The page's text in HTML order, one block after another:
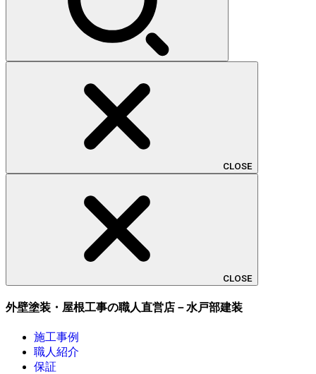
CLOSE
CLOSE
外壁塗装・屋根工事の職人直営店－水戸部建装
施工事例
職人紹介
保証